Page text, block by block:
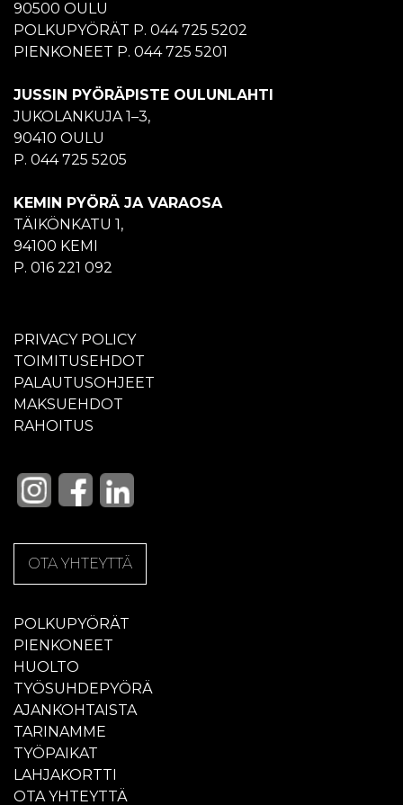
90500 OULU
POLKUPYÖRÄT P. 044 725 5202
PIENKONEET P. 044 725 5201
JUSSIN PYÖRÄPISTE OULUNLAHTI
JUKOLANKUJA 1–3,
90410 OULU
P. 044 725 5205
KEMIN PYÖRÄ JA VARAOSA
TÄIKÖNKATU 1,
94100 KEMI
P. 016 221 092
PRIVACY POLICY
TOIMITUSEHDOT
PALAUTUSOHJEET
MAKSUEHDOT
RAHOITUS
OTA YHTEYTTÄ
POLKUPYÖRÄT
PIENKONEET
HUOLTO
TYÖSUHDEPYÖRÄ
AJANKOHTAISTA
TARINAMME
TYÖPAIKAT
LAHJAKORTTI
OTA YHTEYTTÄ